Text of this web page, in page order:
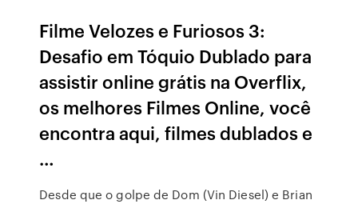
Filme Velozes e Furiosos 3:
Desafio em Tóquio Dublado para
assistir online grátis na Overflix,
os melhores Filmes Online, você
encontra aqui, filmes dublados e
…
Desde que o golpe de Dom (Vin Diesel) e Brian